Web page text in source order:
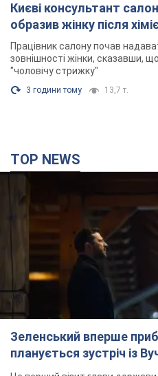
Києві консультант
образив жінку після
розгорівся скандал.
Працівник салону почав
зовнішності жінки, сказавши,
"чоловічу стрижку"
3 години тому 13,7 т.
TOP NEWS
Зеленський вперше
планується зустріч із